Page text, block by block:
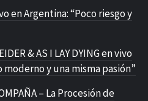
en Argentina: “Poco riesgo y
& AS I LAY DYING en vivo
moderno y una misma pasión”
– La Procesión de